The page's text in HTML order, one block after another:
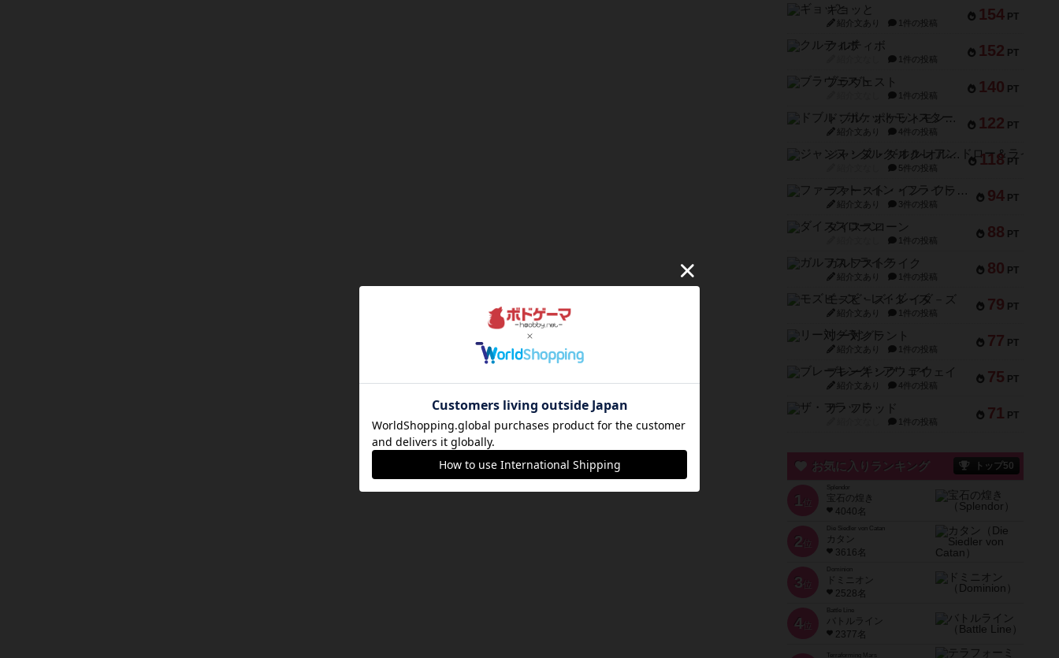
154 PT
ギョッと
紹介文あり 1件の投稿
152 PT
クルティボ
1件の投稿
140 PT
ブラヴェスト
1件の投稿
122 PT
ドブル：ポケットモンスター
紹介文あり 4件の投稿
118 PT
ジャンヌ・ダルク-オルレアン ドロー＆ライト
5件の投稿
94 PT
ファースト・イン・フライト
紹介文あり 3件の投稿
88 PT
ダイススローン
1件の投稿
80 PT
ガルフストライク
紹介文あり 1件の投稿
79 PT
モズビ－ズ・レイダ－ズ
紹介文あり 1件の投稿
77 PT
リー対グラント
紹介文あり 1件の投稿
75 PT
ブレーキング・アウェイ
紹介文あり 4件の投稿
71 PT
ザ・フラッド
1件の投稿
お気に入りランキング トップ50
1 位
宝石の煌き
4040名
2 位
Die Siedler von Catan
カタン
3616名
3 位
ドミニオン
2528名
4位
Battle Line
バトルライン
2377名
Terraforming Mars